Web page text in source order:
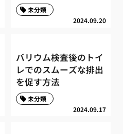
2024.09.20
未分類
バリウム検査後のトイ
レでのスムーズな排出
を促す方法
2024.09.17
未分類